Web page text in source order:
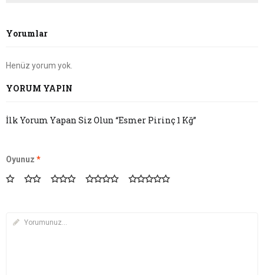
Yorumlar
Henüz yorum yok.
YORUM YAPIN
İlk Yorum Yapan Siz Olun “Esmer Pirinç 1 Kğ”
Oyunuz *